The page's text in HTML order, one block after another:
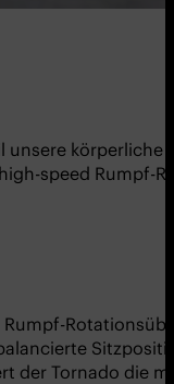
unsere
speed Rumpf-
Rumpf-
der Tornado die